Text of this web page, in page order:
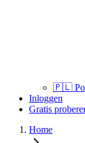
🇵🇱
Inloggen
Gratis
Home